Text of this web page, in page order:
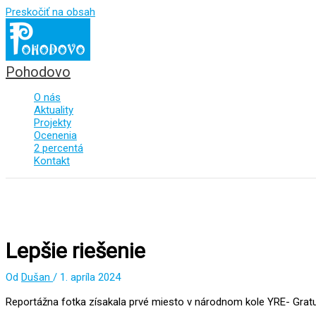
Preskočiť na obsah
Pohodovo
O nás
Aktuality
Projekty
Ocenenia
2 percentá
Kontakt
Lepšie riešenie
Od Dušan / 1. apríla 2024
Reportážna fotka zísakala prvé miesto v národnom kole YRE-